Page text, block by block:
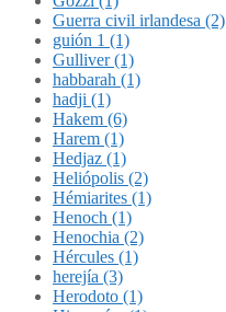
Guerra civil irlandesa (2)
guión 1 (1)
Gulliver (1)
habbarah (1)
hadji (1)
Hakem (6)
Harem (1)
Hedjaz (1)
Heliópolis (2)
Hémiarites (1)
Henoch (1)
Henochia (2)
Hércules (1)
herejía (3)
Herodoto (1)